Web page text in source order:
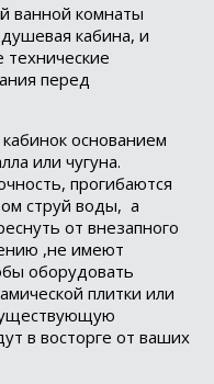
ванной комнаты
кабина, и
перед
основанием
или чугуна.
прогибаются
струй воды, а
от внезапного
,не имеют
оборудовать
плитки или
в восторге от ваших